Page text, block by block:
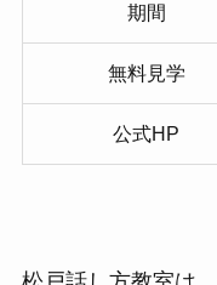
期間
無料見学
公式HP